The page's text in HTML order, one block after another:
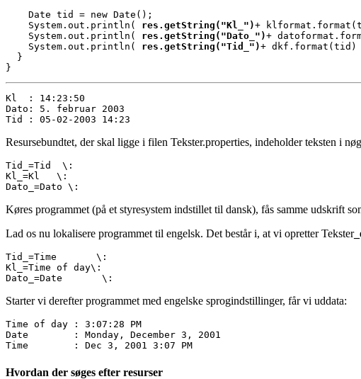
    Date tid = new Date();
    System.out.println(
res.getString("Kl_")+
    System.out.println(
res.getString("Dato_")+
    System.out.println(
res.getString("Tid_")+ dkf.format(tid)
  }
}
Dato: 5. februar 2003
Tid : 05-02-2003 14:23
Resursebundtet, der skal ligge i filen Tekster.properties, indeholder teksten i
Kl_=Kl   \:
Dato_=Dato \:
Køres programmet (på et styresystem indstillet til dansk), fås samme udskrift
Lad os nu lokalisere programmet til engelsk. Det består i, at vi opretter Tekster
Kl_=Time of day\:
Dato_=Date       \:
Starter vi derefter programmet med engelske sprogindstillinger, får vi uddata:
Date        : Monday, December 3, 2001
Time        : Dec 3, 2001 3:07 PM
Hvordan der søges efter resurser